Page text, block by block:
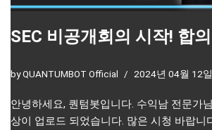
SEC 비공개회의 시작! 합
byQUANTUMBOT Official 2024년 04월 12일
안녕하세요, 퀀텀봇입니다. 수익남 전문가
상이 업로드 되었습니다. 많은 시청 바랍니